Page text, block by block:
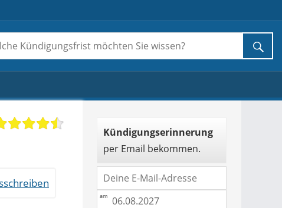
Kündigungserinnerung
per Email bekommen.